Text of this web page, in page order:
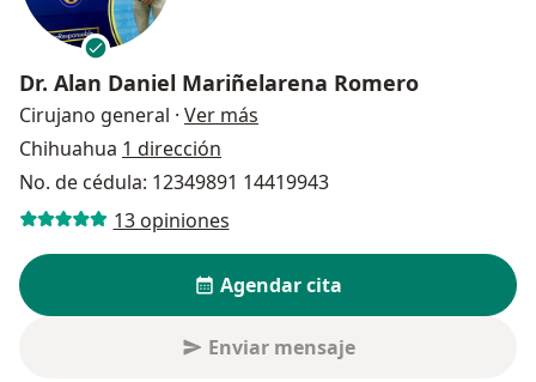
Dr. Alan Daniel Mariñelarena Romero
Cirujano general · Ver más
Chihuahua 1 dirección
No. de cédula: 12349891 14419943
13 opiniones
Agendar cita
Enviar mensaje